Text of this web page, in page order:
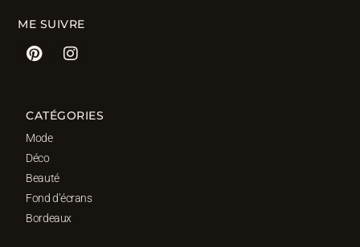
ME SUIVRE
CATÉGORIES
Mode
Déco
Beauté
Fond d’écrans
Bordeaux